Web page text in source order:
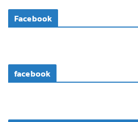
โ
Facebook
facebook